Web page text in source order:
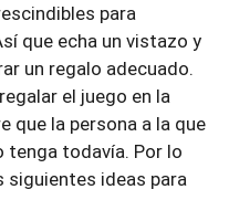
para
que echa un vistazo y
un regalo adecuado.
el juego en la
que la persona a la que
tenga todavía. Por lo
siguientes ideas para